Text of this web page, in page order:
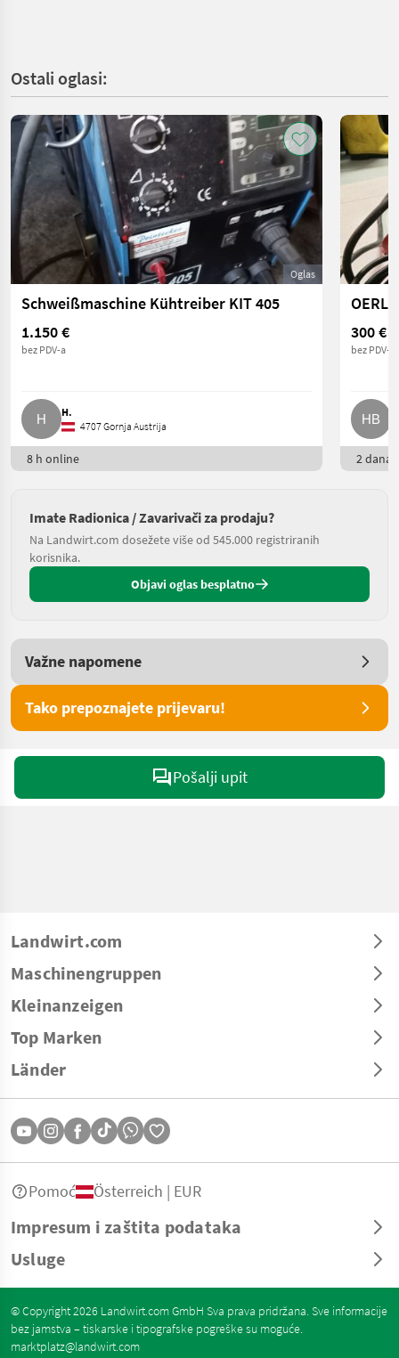
Ostali oglasi:
Oglas
Schweißmaschine Kühtreiber KIT 405
1.150 €
bez PDV-a
H.
4707 Gornja Austrija
8 h online
300 €
bez PDV-a
2 dana
Imate Radionica / Zavarivači za prodaju?
Na Landwirt.com dosežete više od 545.000 registriranih
korisnika.
Objavi oglas besplatno
Važne napomene
Tako prepoznajete prijevaru!
Pošalji upit
Landwirt.com
Maschinengruppen
Kleinanzeigen
Top Marken
Länder
Impresum i zaštita podataka
Usluge
Pomoć Österreich | EUR
© Copyright 2026 Landwirt.com GmbH Sva prava pridržana. Sve informacije
bez jamstva – tiskarske i tipografske pogreške su moguće.
marktplatz@landwirt.com